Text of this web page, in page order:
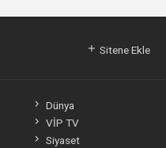
Sitene Ekle
Dünya
VİP TV
Siyaset